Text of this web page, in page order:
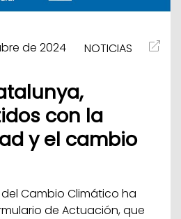
de 2024 NOTICIAS
con la
y el cambio
Cambio Climático ha
de Actuación, que